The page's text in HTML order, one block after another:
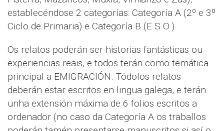
establecéndose 2 categorías: Categoría A (2º e 3º
Ciclo de Primaria) e Categoría B (E.S.O.).
Os relatos poderán ser historias fantásticas ou
experiencias reais, e todos terán como temática
principal a EMIGRACIÓN. Tódolos relatos
deberán estar escritos en lingua galega, e terán
unha extensión máxima de 6 folios escritos a
ordenador (no caso da Categoría A os traballos